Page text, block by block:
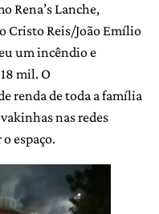
Rena’s Lanche,
Cristo Reis/João Emílio
um incêndio e
mil. O
renda de toda a família
nas redes
espaço.